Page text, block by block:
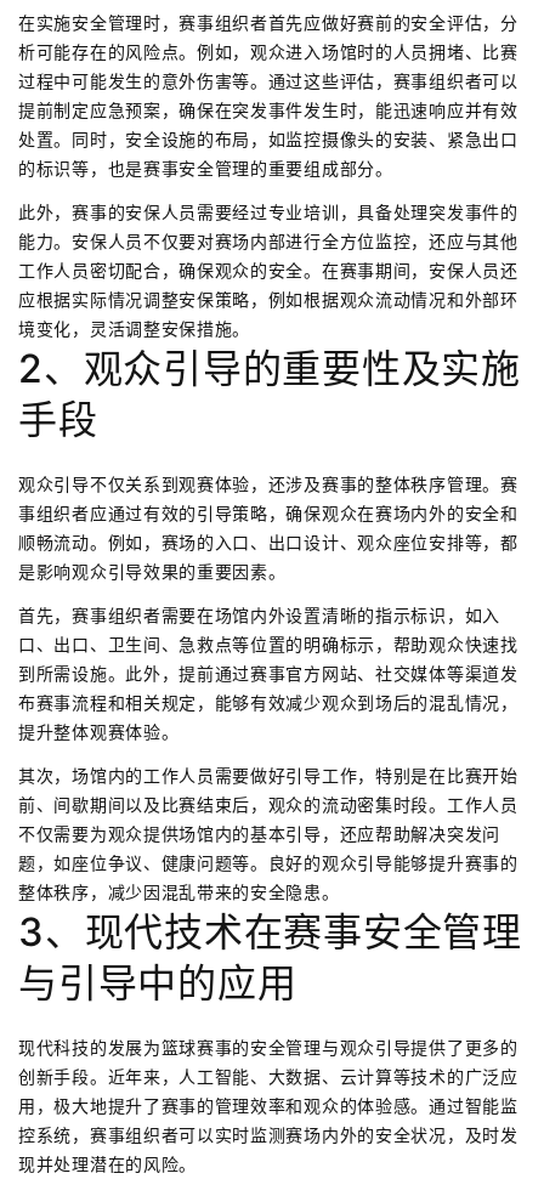
在实施安全管理时，赛事组织者首先应做好赛前的安全评估，分
析可能存在的风险点。例如，观众进入场馆时的人员拥堵、比赛
过程中可能发生的意外伤害等。通过这些评估，赛事组织者可以
提前制定应急预案，确保在突发事件发生时，能迅速响应并有效
处置。同时，安全设施的布局，如监控摄像头的安装、紧急出口
的标识等，也是赛事安全管理的重要组成部分。
此外，赛事的安保人员需要经过专业培训，具备处理突发事件的
能力。安保人员不仅要对赛场内部进行全方位监控，还应与其他
工作人员密切配合，确保观众的安全。在赛事期间，安保人员还
应根据实际情况调整安保策略，例如根据观众流动情况和外部环
境变化，灵活调整安保措施。
2、观众引导的重要性及实施
手段
观众引导不仅关系到观赛体验，还涉及赛事的整体秩序管理。赛
事组织者应通过有效的引导策略，确保观众在赛场内外的安全和
顺畅流动。例如，赛场的入口、出口设计、观众座位安排等，都
是影响观众引导效果的重要因素。
首先，赛事组织者需要在场馆内外设置清晰的指示标识，如入
口、出口、卫生间、急救点等位置的明确标示，帮助观众快速找
到所需设施。此外，提前通过赛事官方网站、社交媒体等渠道发
布赛事流程和相关规定，能够有效减少观众到场后的混乱情况，
提升整体观赛体验。
其次，场馆内的工作人员需要做好引导工作，特别是在比赛开始
前、间歇期间以及比赛结束后，观众的流动密集时段。工作人员
不仅需要为观众提供场馆内的基本引导，还应帮助解决突发问
题，如座位争议、健康问题等。良好的观众引导能够提升赛事的
整体秩序，减少因混乱带来的安全隐患。
3、现代技术在赛事安全管理
与引导中的应用
现代科技的发展为篮球赛事的安全管理与观众引导提供了更多的
创新手段。近年来，人工智能、大数据、云计算等技术的广泛应
用，极大地提升了赛事的管理效率和观众的体验感。通过智能监
控系统，赛事组织者可以实时监测赛场内外的安全状况，及时发
现并处理潜在的风险。